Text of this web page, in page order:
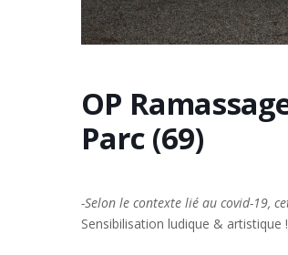
OP
Parc (69)
-Selon le contexte lié au covid-19,
Sensibilisation ludique & artistique !